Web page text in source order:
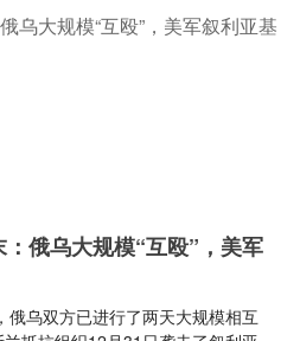
俄乌大规模“互殴”，美军
俄乌双方已进行了两天大规模相互